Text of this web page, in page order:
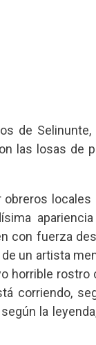
de
las losas de
locales
apariencia
con fuerza
un artista
horrible rostro
corriendo,
la